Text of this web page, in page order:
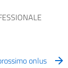
onlus